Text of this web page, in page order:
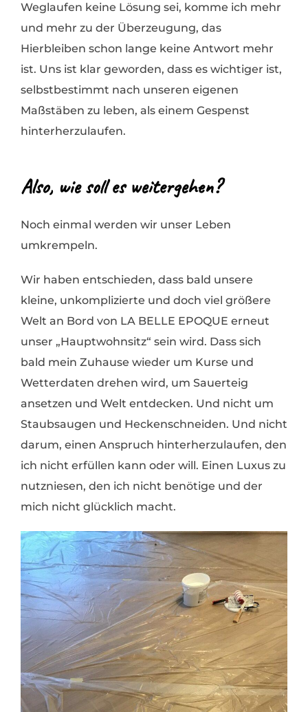
Weglaufen keine Lösung sei, komme ich mehr
und mehr zu der Überzeugung, das
Hierbleiben schon lange keine Antwort mehr
ist. Uns ist klar geworden, dass es wichtiger ist,
selbstbestimmt nach unseren eigenen
Maßstäben zu leben, als einem Gespenst
hinterherzulaufen.
Also, wie soll es weitergehen?
Noch einmal werden wir unser Leben
umkrempeln.
Wir haben entschieden, dass bald unsere
kleine, unkomplizierte und doch viel größere
Welt an Bord von LA BELLE EPOQUE erneut
unser „Hauptwohnsitz“ sein wird. Dass sich
bald mein Zuhause wieder um Kurse und
Wetterdaten drehen wird, um Sauerteig
ansetzen und Welt entdecken. Und nicht um
Staubsaugen und Heckenschneiden. Und nicht
darum, einen Anspruch hinterherzulaufen, den
ich nicht erfüllen kann oder will. Einen Luxus zu
nutzniesen, den ich nicht benötige und der
mich nicht glücklich macht.